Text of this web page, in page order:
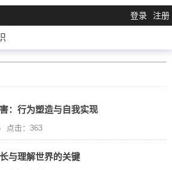
登录 注册
：行为塑造与自我实现
点击：363
与理解世界的关键